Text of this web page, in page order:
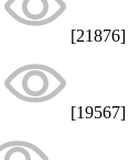
[21876]
[19567]